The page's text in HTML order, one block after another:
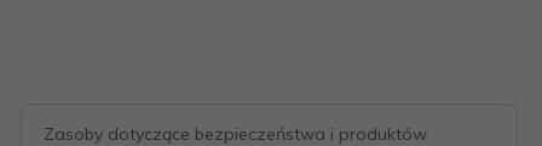
Zasoby dotyczące bezpieczeństwa i produktów